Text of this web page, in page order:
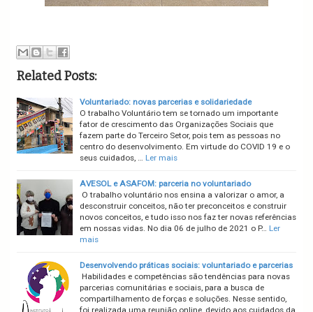
Related Posts:
Voluntariado: novas parcerias e solidariedade
O trabalho Voluntário tem se tornado um importante
fator de crescimento das Organizações Sociais que
fazem parte do Terceiro Setor, pois tem as pessoas no
centro do desenvolvimento. Em virtude do COVID 19 e o
seus cuidados, … Ler mais
AVESOL e ASAFOM: parceria no voluntariado
O trabalho voluntário nos ensina a valorizar o amor, a
desconstruir conceitos, não ter preconceitos e construir
novos conceitos, e tudo isso nos faz ter novas referências
em nossas vidas. No dia 06 de julho de 2021 o P… Ler
mais
Desenvolvendo práticas sociais: voluntariado e parcerias
Habilidades e competências são tendências para novas
parcerias comunitárias e sociais, para a busca de
compartilhamento de forças e soluções. Nesse sentido,